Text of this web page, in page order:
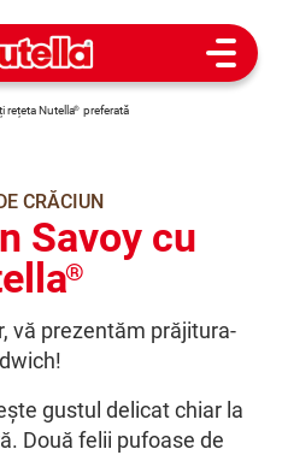
Open
rețeta Nutella® preferată
CRĂCIUN
Savoy cu
®
vă prezentăm prăjitura-
gustul delicat chiar la
Două felii pufoase de